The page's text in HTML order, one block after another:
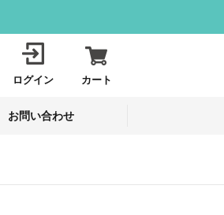
ログイン カート
お問い合わせ